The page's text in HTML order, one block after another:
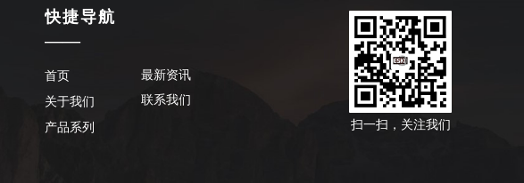
快捷导航
——
首页
关于我们
产品系列
最新资讯
联系我们
扫一扫，关注我们